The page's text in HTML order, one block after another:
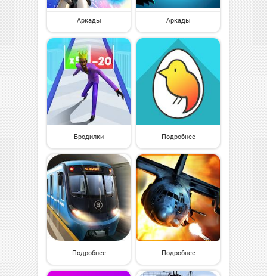
Аркады Аркады
Бродилки Подробнее
Подробнее Подробнее